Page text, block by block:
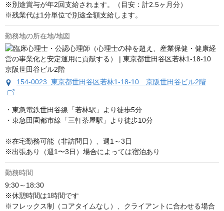
※別途賞与が年2回支給されます。（目安：計2.5ヶ月分）
※残業代は1分単位で別途全額支給します。
勤務地の所在地/地図
154-0023 東京都世田谷区若林1-18-10 京阪世田谷ビル2階
・東急電鉄世田谷線「若林駅」より徒歩5分
・東急田園都市線「三軒茶屋駅」より徒歩10分
※在宅勤務可能（非訪問日）、週1～3日
※出張あり（週1〜3日）場合によっては宿泊あり
勤務時間
9:30～18:30
※休憩時間は1時間です
※フレックス制（コアタイムなし）、クライアントに合わせる場合